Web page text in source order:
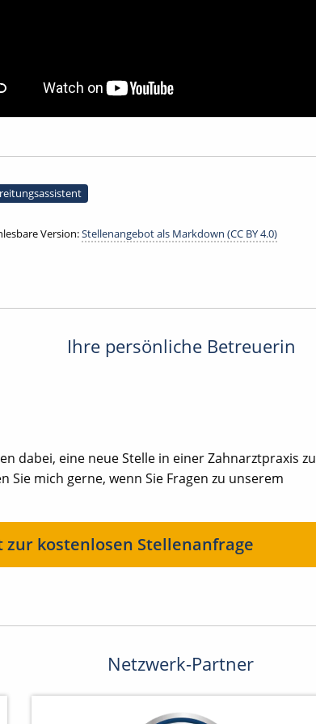
Version:Stellenangebot als Markdown (CC BY 4.0)
Ihre persönliche Betreuerin
dabei, eine neue Stelle in einer Zahnarztpraxis zu
Sie mich gerne, wenn Sie Fragen zu unserem
zur kostenlosen Stellenanfrage
Netzwerk-Partner